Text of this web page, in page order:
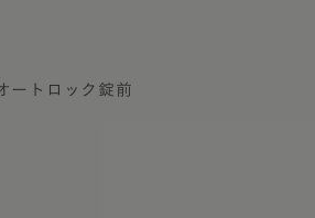
ートロック錠前